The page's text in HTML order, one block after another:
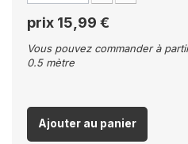
prix 15,99 €
Vous pouvez commander à
0.5 mètre
Ajouter au panier